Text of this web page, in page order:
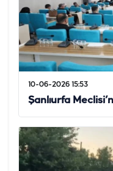
10-06-2026 15:53
Şanlıurfa